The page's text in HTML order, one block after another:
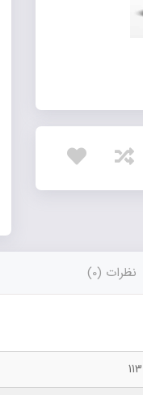
نظرات (0)
113